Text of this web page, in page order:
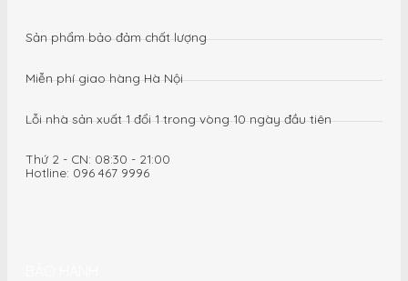
Sản phẩm bảo đảm chất lượng
Miễn phí giao hàng Hà Nội
Lỗi nhà sản xuất 1 đổi 1 trong vòng 10 ngày đầu tiên
Thứ 2 - CN: 08:30 - 21:00
Hotline: 096 467 9996